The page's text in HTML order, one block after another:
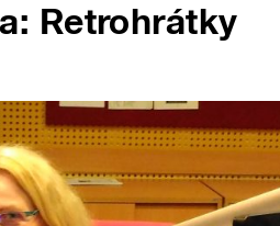
Retrohrátky